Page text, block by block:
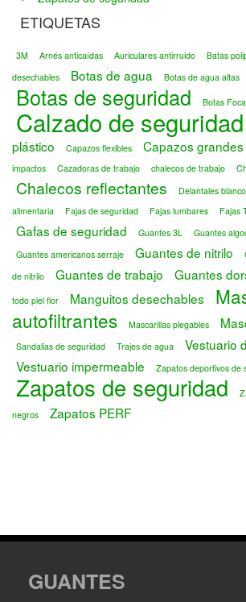
ETIQUETAS
3M Arnés anticaídas Auriculares antirruido
Batas
desechables
Botas de agua Botas de agua altas
Botas de seguridad Botas Foca
Calzado de seguridad
plástico
Capazos flexibles Capazos grandes
impactos
Cazadoras de trabajo chalecos de trabajo
Chalecos reflectantes Delantales
alimentaria
Fajas de seguridad Fajas lumbares Fajas
Gafas de seguridad Guantes 3L
Guantes
Guantes americanos serraje
Guantes de nitrilo
de nitrilo
Guantes de trabajo Guantes
todo piel flor
Manguitos desechables
autofiltrantes
Mascarillas plegables
Sandalias de seguridad Trajes de agua
Vestuario
Vestuario impermeable
Zapatos deportivos de
Zapatos de seguridad
negros
Zapatos PERF
GUANTES